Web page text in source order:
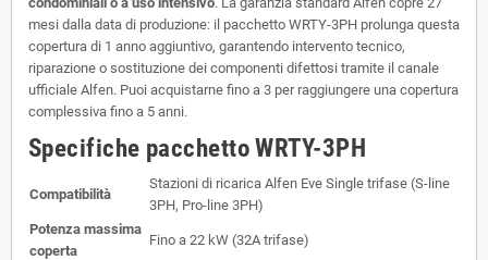
mesi dalla data di produzione: il pacchetto WRTY-3PH prolunga questa
copertura di 1 anno aggiuntivo, garantendo intervento tecnico,
riparazione o sostituzione dei componenti difettosi tramite il canale
ufficiale Alfen. Puoi acquistarne fino a 3 per raggiungere una copertura
complessiva fino a 5 anni.
Specifiche pacchetto WRTY-3PH
Compatibilità
Stazioni di ricarica Alfen Eve Single trifase (S-line
3PH, Pro-line 3PH)
Potenza massima
coperta
Fino a 22 kW (32A trifase)